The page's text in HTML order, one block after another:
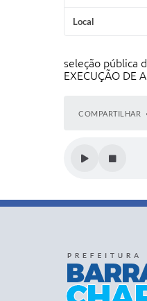
Local
seleção pública
EXECUÇÃO DE
COMPARTILHAR